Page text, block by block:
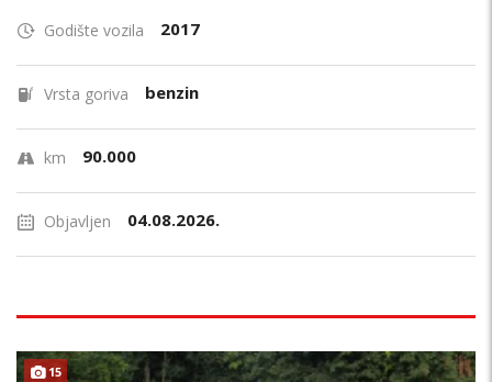
Godište vozila 2017
Vrsta goriva benzin
km 90.000
Objavljen 04.08.2026.
15